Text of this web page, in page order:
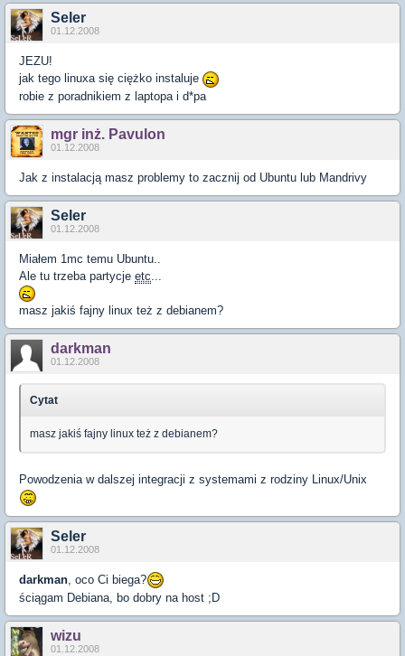
Seler
01.12.2008
JEZU!
jak tego linuxa się ciężko instaluje
robie z poradnikiem z laptopa i d*pa
mgr inż. Pavulon
01.12.2008
Jak z instalacją masz problemy to zacznij od Ubuntu lub Mandrivy
Seler
01.12.2008
Miałem 1mc temu Ubuntu..
Ale tu trzeba partycje etc
masz jakiś fajny linux też z debianem?
darkman
01.12.2008
Cytat
masz jakiś fajny linux też z debianem?
Powodzenia w dalszej integracji z systemami z rodziny Linux/Unix
Seler
01.12.2008
darkman , oco Ci biega?
ściągam Debiana, bo dobry na host ;D
wizu
01.12.2008